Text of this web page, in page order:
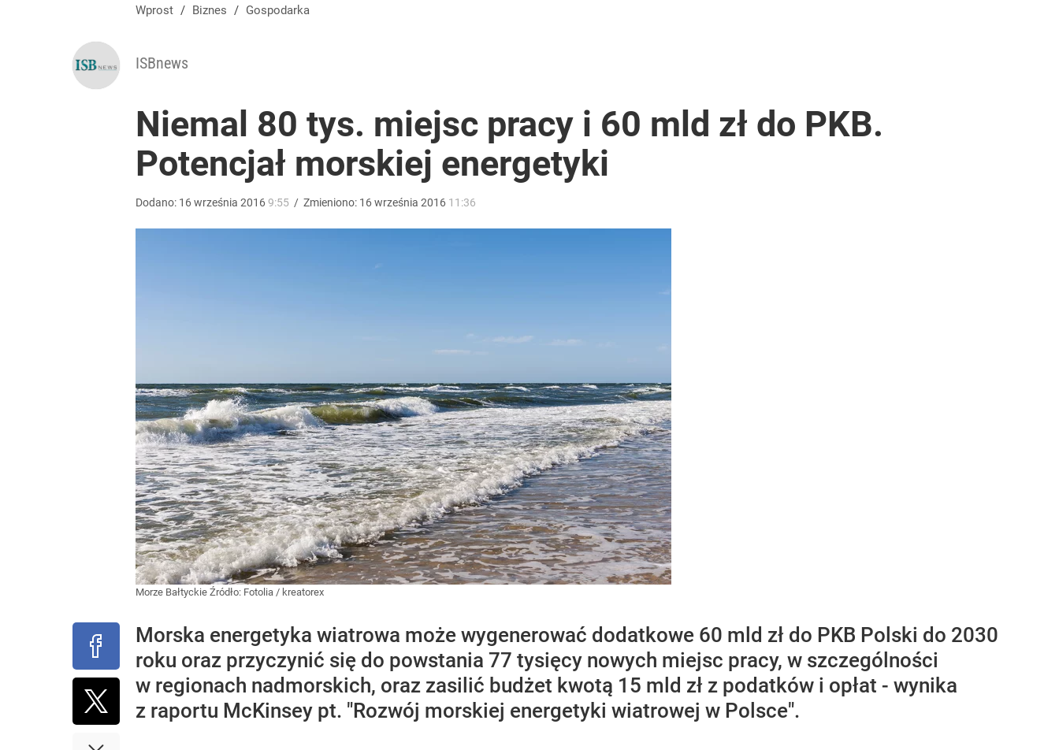
Wprost / Biznes / Gospodarka
ISBnews
Niemal 80 tys. miejsc pracy i 60 mld zł do PKB.
Potencjał morskiej energetyki
Dodano: 16września 20169:55 / Zmieniono: 16września 2016 11:36
Morze Bałtyckie Źródło: Fotolia / kreatorex
Morska energetyka wiatrowa może wygenerować dodatkowe 60 mld zł do PKB Polski do 2030
roku oraz przyczynić się do powstania 77 tysięcy nowych miejsc pracy, w szczególności
w regionach nadmorskich, oraz zasilić budżet kwotą 15 mld zł z podatków i opłat - wynika
z raportu McKinsey pt. "Rozwój morskiej energetyki wiatrowej w Polsce".